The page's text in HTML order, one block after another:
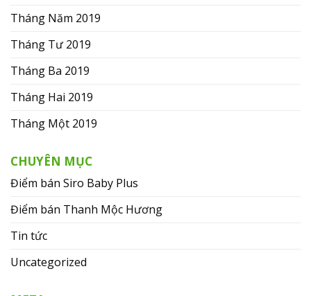
Tháng Năm 2019
Tháng Tư 2019
Tháng Ba 2019
Tháng Hai 2019
Tháng Một 2019
CHUYÊN MỤC
Điểm bán Siro Baby Plus
Điểm bán Thanh Mộc Hương
Tin tức
Uncategorized